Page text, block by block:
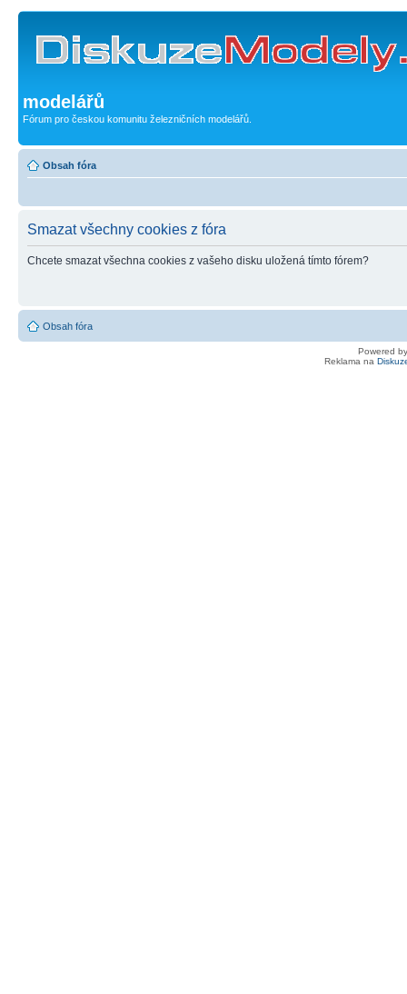
modelářů
Fórum pro českou komunitu železničních modelářů.
Obsah fóra
Smazat všechny cookies z fóra
Chcete smazat všechna cookies z vašeho disku uložená tímto fórem?
Obsah fóra
Powered
Reklama na